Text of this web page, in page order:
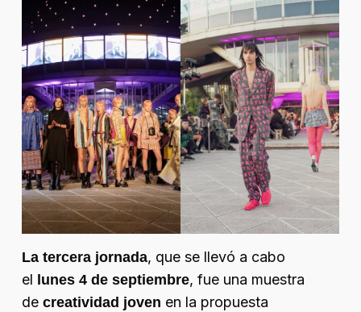
La tercera jornada, que se llevó a cabo
el lunes 4 de septiembre, fue una muestra
de creatividad joven en la propuesta